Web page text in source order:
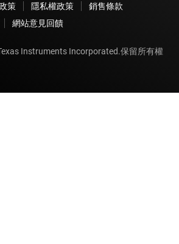
策 隱私權政策
銷售條款
網站意見回饋
Instruments Incorporated.保留所有權